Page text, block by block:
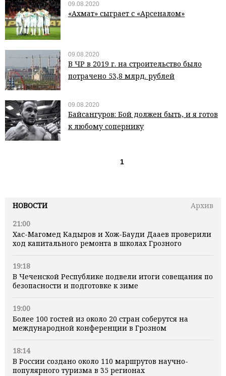
НОВОСТИ
Архив
21:00
Хас-Магомед Кадыров и Хож-Бауди Дааев проверили
ход капитального ремонта в школах Грозного
19:18
В Чеченской Республике подвели итоги совещания по
безопасности и подготовке к зиме
19:00
Более 100 гостей из около 20 стран соберутся на
международной конференции в Грозном
18:14
В России создано около 110 маршрутов научно-
популярного туризма в 35 регионах
09.08.2020
«Ахмат» сыграет с «Арсеналом»
09.08.2020
В ЧР в 2019 г. на строительство было
потрачено 53,8 млрд. рублей
09.08.2020
Байсангуров: Бой должен быть, и я готов
к любому сопернику
1